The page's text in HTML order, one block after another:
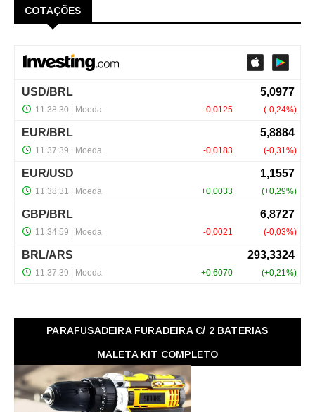
COTAÇÕES
PARAFUSADEIRA FURADEIRA C/ 2 BATERIAS
MALETA KIT COMPLETO